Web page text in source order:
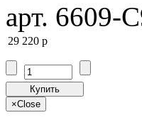
арт. 6609-
29 220 p
Купить
×Close